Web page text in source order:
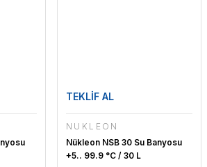
TEKLİF AL
NÜKLEON
Nükleon NSB 30 Su Banyosu
+5.. 99.9 °C / 30 L